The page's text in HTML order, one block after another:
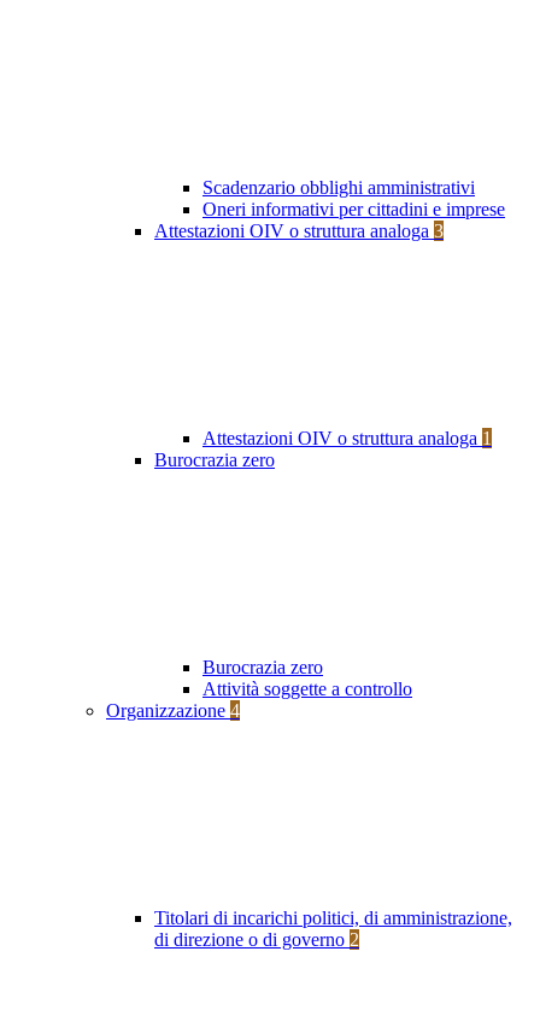
Scadenzario obblighi amministrativi
Oneri informativi per cittadini e imprese
Attestazioni OIV o struttura analoga 3
Attestazioni OIV o struttura analoga 1
Burocrazia zero
Burocrazia zero
Attività soggette a controllo
Organizzazione 4
Titolari di incarichi politici, di amministrazione,
di direzione o di governo 2